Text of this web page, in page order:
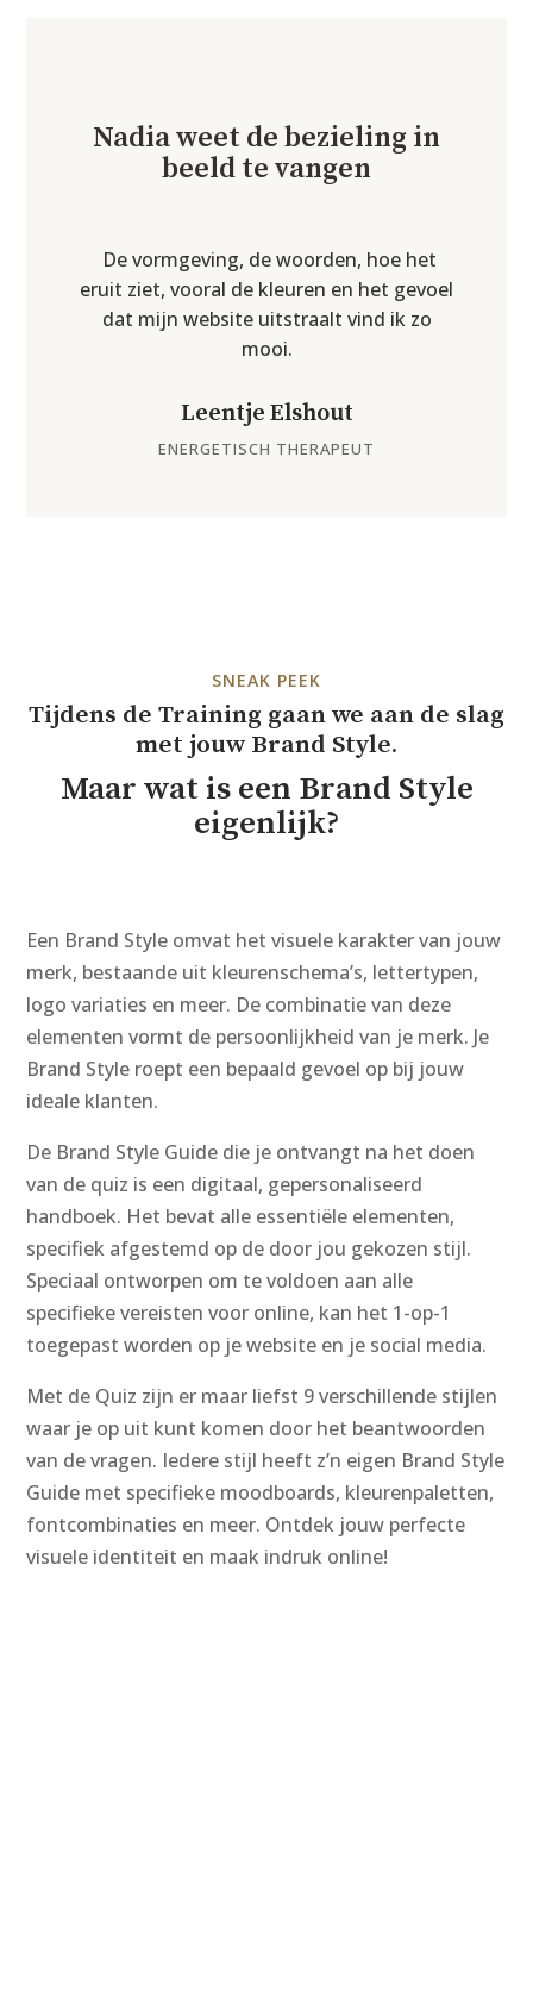
Nadia weet de bezieling in
beeld te vangen
De vormgeving, de woorden, hoe het
eruit ziet, vooral de kleuren en het gevoel
dat mijn website uitstraalt vind ik zo
mooi.
Leentje Elshout
ENERGETISCH THERAPEUT
SNEAK PEEK
Tijdens de Training gaan we aan de slag
met jouw Brand Style.
Maar wat is een Brand Style
eigenlijk?
Een Brand Style omvat het visuele karakter van jouw
merk, bestaande uit kleurenschema’s, lettertypen,
logo variaties en meer. De combinatie van deze
elementen vormt de persoonlijkheid van je merk. Je
Brand Style roept een bepaald gevoel op bij jouw
ideale klanten.
De Brand Style Guide die je ontvangt na het doen
van de quiz is een digitaal, gepersonaliseerd
handboek. Het bevat alle essentiële elementen,
specifiek afgestemd op de door jou gekozen stijl.
Speciaal ontworpen om te voldoen aan alle
specifieke vereisten voor online, kan het 1-op-1
toegepast worden op je website en je social media.
Met de Quiz zijn er maar liefst 9 verschillende stijlen
waar je op uit kunt komen door het beantwoorden
van de vragen. Iedere stijl heeft z’n eigen Brand Style
Guide met specifieke moodboards, kleurenpaletten,
fontcombinaties en meer. Ontdek jouw perfecte
visuele identiteit en maak indruk online!